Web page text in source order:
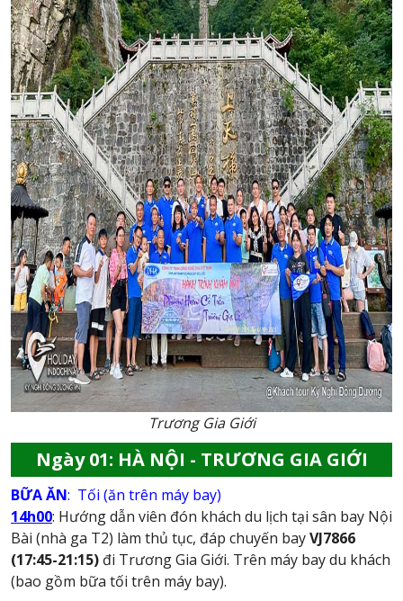
Trương Gia Giới
Ngày 01: HÀ NỘI - TRƯƠNG GIA GIỚI
BỮA ĂN: Tối (ăn trên máy bay)
14h00: Hướng dẫn viên đón khách du lịch tại sân bay Nội
Bài (nhà ga T2) làm thủ tục, đáp chuyến bayVJ7866
(17:45-21:15) đi Trương Gia Giới. Trên máy bay du khách
(bao gồm bữa tối trên máy bay).